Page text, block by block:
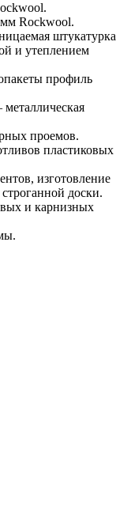
Rockwool.
штукатурка
и утеплением
профиль
проемов.
пластиковых
изготовление
доски.
и карнизных